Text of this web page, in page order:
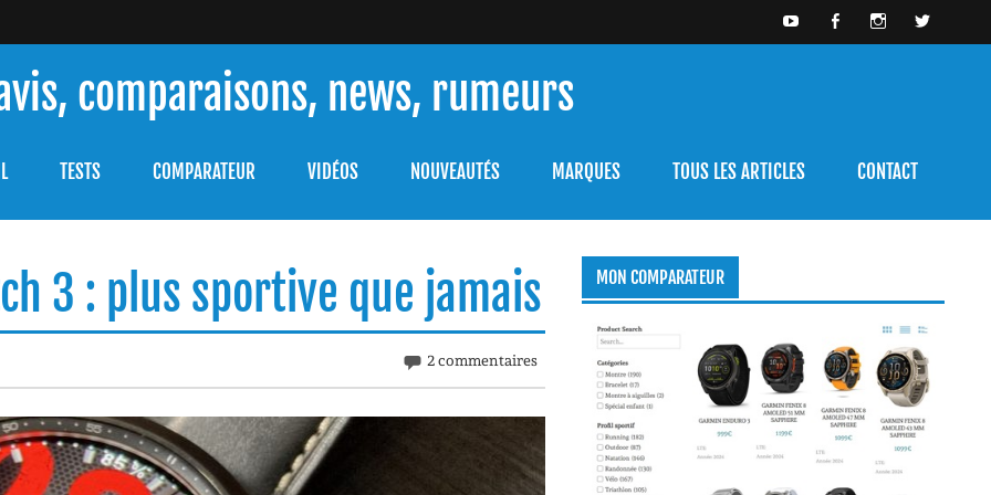
comparaisons, news, rumeurs
TESTS COMPARATEUR VIDÉOS NOUVEAUTÉS MARQUES TOUS LES ARTICLES CONTACT
3 : plus sportive que jamais
2 commentaires
MON COMPARATEUR